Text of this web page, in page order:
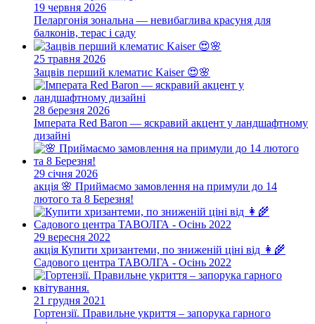
19 червня 2026
Пеларгонія зональна — невибаглива красуня для
балконів, терас і саду
25 травня 2026
Зацвів перший клематис Kaiser 😍🌸
28 березня 2026
Імперата Red Baron — яскравий акцент у ландшафтному
дизайні
29 січня 2026
акція 🌸 Приймаємо замовлення на примули до 14
лютого та 8 Березня!
29 вересня 2022
акція Купити хризантеми, по зниженій ціні від 👩‍🌾
Садового центра ТАВОЛГА - Осінь 2022
21 грудня 2021
Гортензії. Правильне укриття – запорука гарного